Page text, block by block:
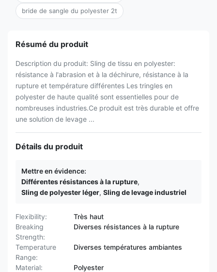
bride de sangle du polyester 2t
Résumé du produit
Description du produit: Sling de tissu en polyester:
résistance à l'abrasion et à la déchirure, résistance à la
rupture et température différentes Les tringles en
polyester de haute qualité sont essentielles pour de
nombreuses industries.Ce produit est très durable et offre
une solution de levage ...
Détails du produit
Mettre en évidence:
Différentes résistances à la rupture,
Sling de polyester léger, Sling de levage industriel
Flexibility:
Très haut
Breaking
Strength:
Diverses résistances à la rupture
Temperature
Range:
Diverses températures ambiantes
Material:
Polyester